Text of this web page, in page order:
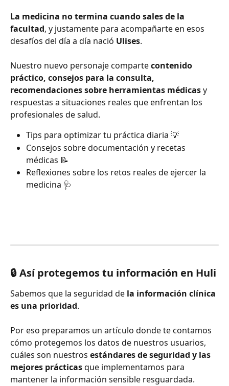
La medicina no termina cuando sales de la
facultad, y justamente para acompañarte en esos
desafíos del día a día nació Ulises.
Nuestro nuevo personaje comparte contenido
práctico, consejos para la consulta,
recomendaciones sobre herramientas médicas y
respuestas a situaciones reales que enfrentan los
profesionales de salud.
Tips para optimizar tu práctica diaria 💡
Consejos sobre documentación y recetas
médicas 📝
Reflexiones sobre los retos reales de ejercer la
medicina 🩺
🔒 Así protegemos tu información en Huli
Sabemos que la seguridad de la información clínica
es una prioridad.
Por eso preparamos un artículo donde te contamos
cómo protegemos los datos de nuestros usuarios,
cuáles son nuestros estándares de seguridad y las
mejores prácticas que implementamos para
mantener la información sensible resguardada.